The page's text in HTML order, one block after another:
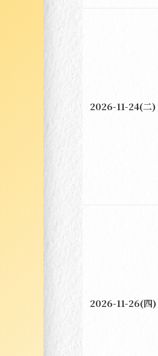
2026-11-24(二)
2026-11-26(四)